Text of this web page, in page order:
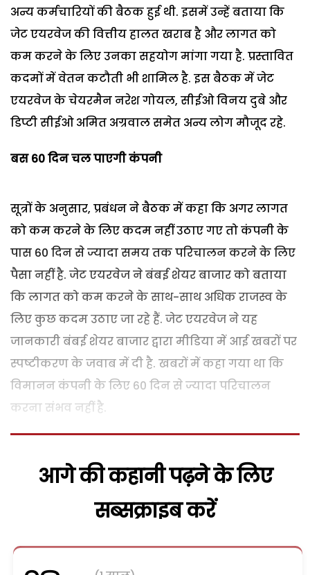
अन्य कर्मचारियों की बैठक हुई थी. इसमें उन्हें बताया कि
जेट एयरवेज की वित्तीय हालत खराब है और लागत को
कम करने के लिए उनका सहयोग मांगा गया है. प्रस्तावित
कदमों में वेतन कटौती भी शामिल है. इस बैठक में जेट
एयरवेज के चेयरमैन नरेश गोयल, सीईओ विनय दुबे और
डिप्टी सीईओ अमित अग्रवाल समेत अन्य लोग मौजूद रहे.
बस 60 दिन चल पाएगी कंपनी
सूत्रों के अनुसार, प्रबंधन ने बैठक में कहा कि अगर लागत
को कम करने के लिए कदम नहीं उठाए गए तो कंपनी के
पास 60 दिन से ज्यादा समय तक परिचालन करने के लिए
पैसा नहीं है. जेट एयरवेज ने बंबई शेयर बाजार को बताया
कि लागत को कम करने के साथ-साथ अधिक राजस्व के
लिए कुछ कदम उठाए जा रहे हैं. जेट एयरवेज ने यह
जानकारी बंबई शेयर बाजार द्वारा मीडिया में आई खबरों पर
स्पष्टीकरण के जवाब में दी है. खबरों में कहा गया था कि
विमानन कंपनी के लिए 60 दिन से ज्यादा परिचालन
करना संभव नहीं है.
आगे की कहानी पढ़ने के लिए
सब्सक्राइब करें